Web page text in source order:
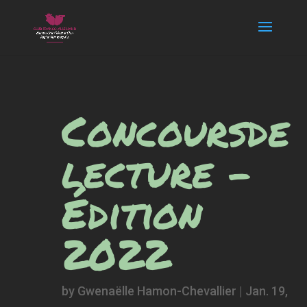
Concoursde
lecture –
Édition
2022
by Gwenaëlle Hamon-Chevallier | Jan. 19,